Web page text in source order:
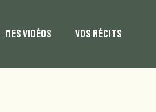
MES VIDÉOS VOS RÉCITS